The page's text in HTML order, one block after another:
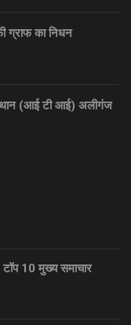
ग्राफ का निधन
(आई टी आई) अलीगंज
10 मुख्य समाचार